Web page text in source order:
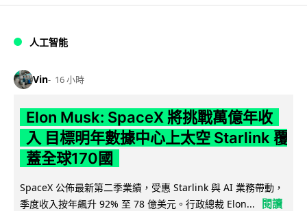
人工智能
Vin 16 小時
Elon Musk: SpaceX 將挑戰萬億年收
入 目標明年數據中心上太空 Starlink 覆
蓋全球170國
SpaceX 公佈最新第二季業績，受惠 Starlink 與 AI 業務帶動，
季度收入按年飆升 92% 至 78 億美元。行政總裁 Elon...
閱讀